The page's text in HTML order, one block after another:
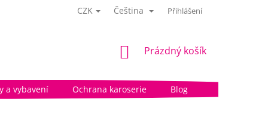
CZK Čeština Přihlášení
NÁKUPNÍ
Prázdný košík
a vybavení Ochrana karoserie Blog